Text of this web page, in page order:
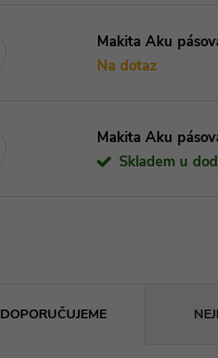
Makita Aku
Na dotaz
Makita Aku
Skladem u
DOPORUČUJEME